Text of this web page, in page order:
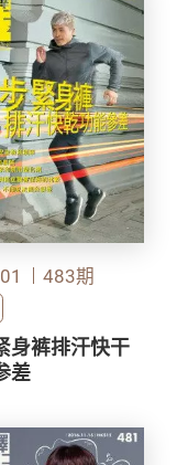
483期
身裤排汗快干
差